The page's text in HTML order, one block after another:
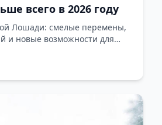
всего в 2026 году
Лошади: смелые перемены,
и новые возможности для